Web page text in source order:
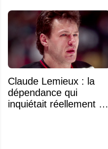
Claude Lemieux : la
dépendance qui
inquiétait réellement sa